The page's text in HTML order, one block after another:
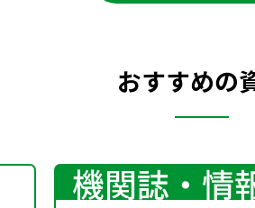
おすすめの
機関誌・情